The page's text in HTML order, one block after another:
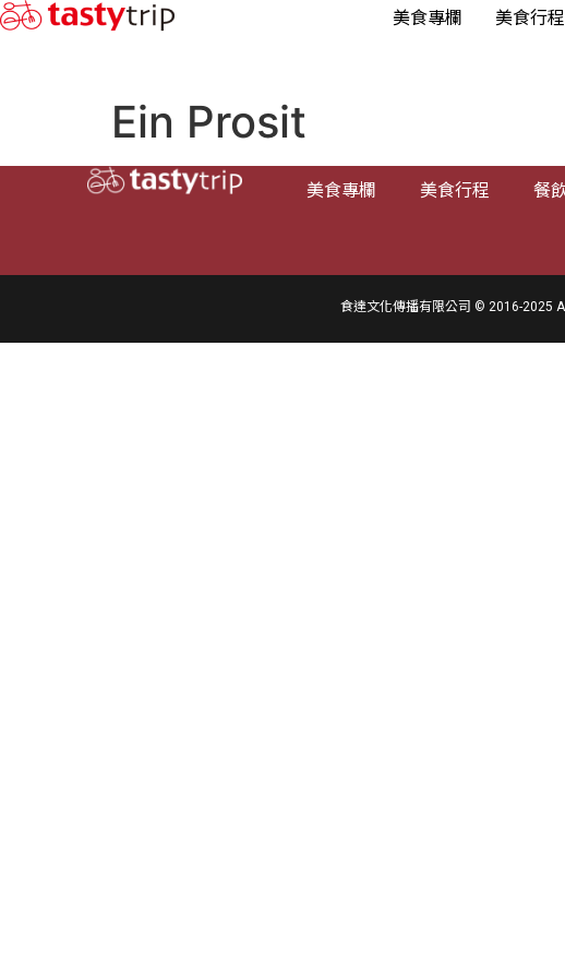
美食專欄 美食行程
Ein Prosit
美食專欄 美食行程 餐
食達文化傳播有限公司 © 2016-2025